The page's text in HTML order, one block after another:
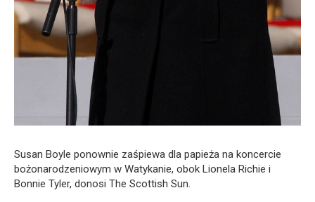
Susan Boyle ponownie zaśpiewa dla papieża na koncercie
bożonarodzeniowym w Watykanie, obok Lionela Richie i
Bonnie Tyler, donosi The Scottish Sun.